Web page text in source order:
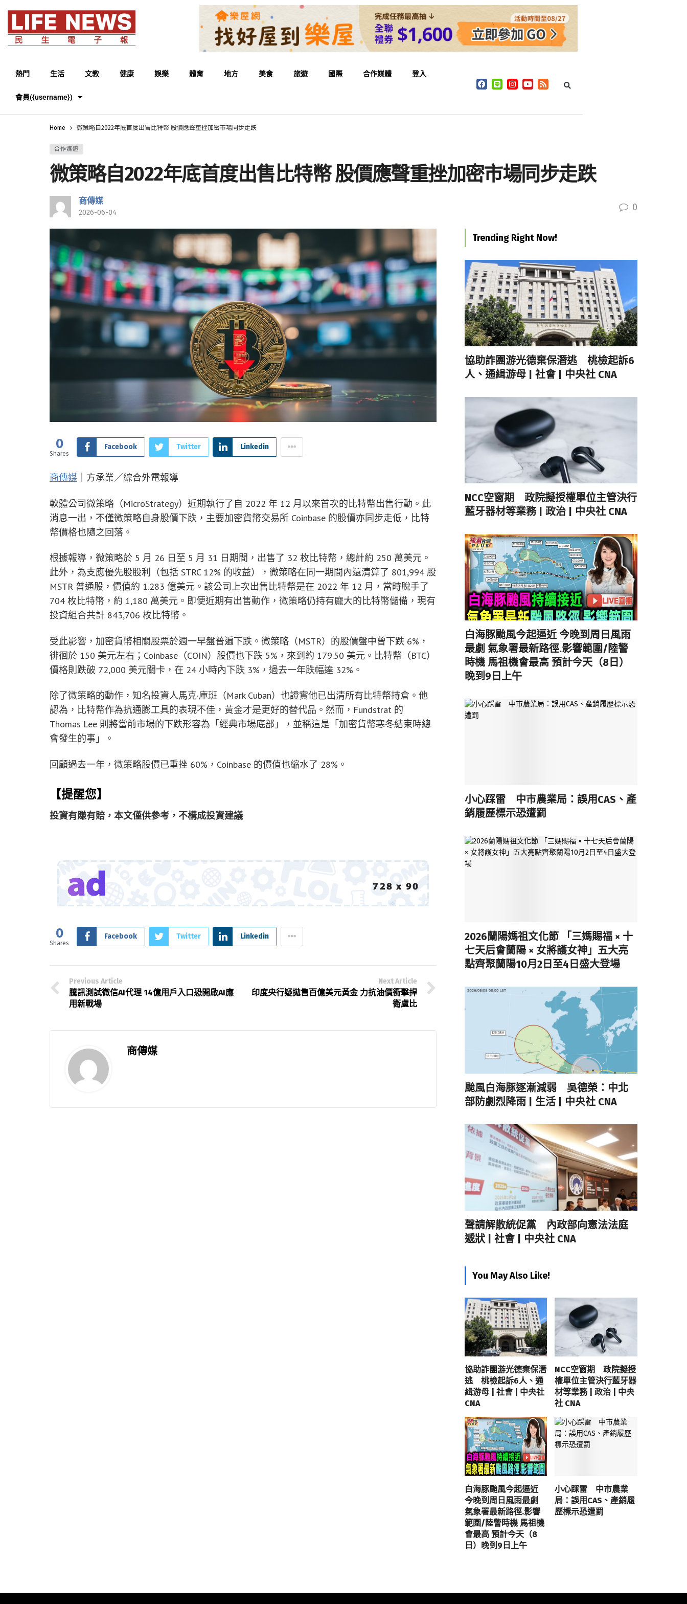
熱門 生活 文教 健康 娛樂 體育 地方 美食 旅遊 國際 合作媒體 登入
會員({username})
Home 微策略自2022年底首度出售比特幣 股價應聲重挫加密市場同步走跌
合作媒體
微策略自2022年底首度出售比特幣 股價應聲重挫加密市場同步走跌
商傳媒
2026-06-04 0
0
Shares
Facebook Twitter Linkedin
商傳媒 ｜方承業／綜合外電報導
軟體公司微策略（MicroStrategy）近期執行了自 2022 年 12 月以來首次的比特幣出售行動。此
消息一出，不僅微策略自身股價下跌，主要加密貨幣交易所 Coinbase 的股價亦同步走低，比特
幣價格也隨之回落。
根據報導，微策略於 5 月 26 日至 5 月 31 日期間，出售了 32 枚比特幣，總計約 250 萬美元。
此外，為支應優先股股利（包括 STRC 12% 的收益），微策略在同一期間內還清算了 801,994 股
MSTR 普通股，價值約 1.283 億美元。該公司上次出售比特幣是在 2022 年 12 月，當時脫手了
704 枚比特幣，約 1,180 萬美元。即便近期有出售動作，微策略仍持有龐大的比特幣儲備，現有
投資組合共計 843,706 枚比特幣。
受此影響，加密貨幣相關股票於週一早盤普遍下跌。微策略（MSTR）的股價盤中曾下跌 6%，
徘徊於 150 美元左右；Coinbase（COIN）股價也下跌 5%，來到約 179.50 美元。比特幣（BTC）
價格則跌破 72,000 美元關卡，在 24 小時內下跌 3%，過去一年跌幅達 32%。
除了微策略的動作，知名投資人馬克·庫班（Mark Cuban）也證實他已出清所有比特幣持倉。他
認為，比特幣作為抗通膨工具的表現不佳，黃金才是更好的替代品。然而，Fundstrat 的
Thomas Lee 則將當前市場的下跌形容為「經典市場底部」，並稱這是「加密貨幣寒冬結束時總
會發生的事」。
回顧過去一年，微策略股價已重挫 60%，Coinbase 的價值也縮水了 28%。
【提醒您】
投資有賺有賠，本文僅供參考，不構成投資建議
0
Shares
Facebook Twitter Linkedin
Previous Article
騰訊測試微信AI代理 14億用戶入口恐開啟AI應
用新戰場
Next Article
印度央行疑拋售百億美元黃金 力抗油價衝擊捍
衛盧比
商傳媒
Trending Right Now!
協助詐團游光德棄保潛逃 桃檢起訴6
人、通緝游母 | 社會 | 中央社 CNA
NCC空窗期 政院擬授權單位主管決行
藍牙器材等業務 | 政治 | 中央社 CNA
白海豚颱風今起逼近 今晚到周日風雨
最劇 氣象署最新路徑.影響範圍/陸警
時機 馬祖機會最高 預計今天（8日）
晚到9日上午
小心踩雷 中市農業局：誤用CAS、產
銷履歷標示恐遭罰
2026蘭陽媽祖文化節 「三媽賜福 × 十
七天后會蘭陽 × 女將護女神」五大亮
點齊聚蘭陽10月2日至4日盛大登場
颱風白海豚逐漸減弱 吳德榮：中北
部防劇烈降雨 | 生活 | 中央社 CNA
聲請解散統促黨 內政部向憲法法庭
遞狀 | 社會 | 中央社 CNA
You May Also Like!
協助詐團游光德棄保潛
逃 桃檢起訴6人、通
緝游母 | 社會 | 中央社
CNA
NCC空窗期 政院擬授
權單位主管決行藍牙器
材等業務 | 政治 | 中央
社 CNA
白海豚颱風今起逼近
今晚到周日風雨最劇
氣象署最新路徑.影響
範圍/陸警時機 馬祖機
會最高 預計今天（8
日）晚到9日上午
小心踩雷 中市農業
局：誤用CAS、產銷履
歷標示恐遭罰